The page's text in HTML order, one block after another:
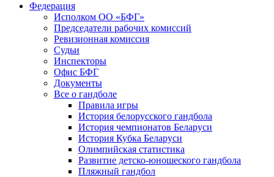
Федерация
Исполком ОО «БФГ»
Председатели рабочих комиссий
Ревизионная комиссия
Судьи
Инспекторы
Офис БФГ
Документы
Все о гандболе
Правила игры
История белорусского гандбола
История чемпионатов Беларуси
История Кубка Беларуси
Олимпийская статистика
Развитие детско-юношеского гандбола
Пляжный гандбол